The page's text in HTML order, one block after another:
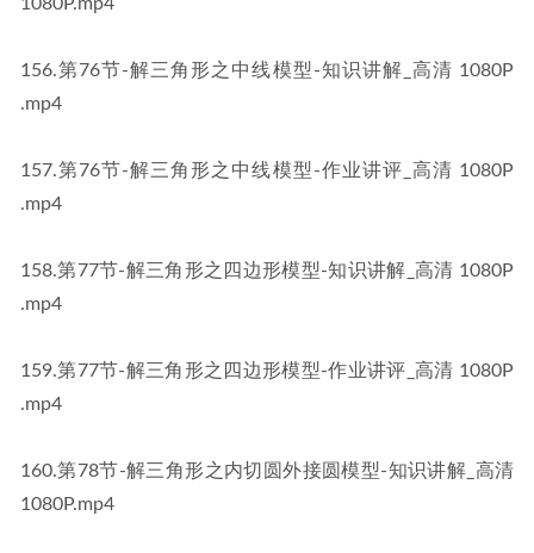
​156​.第76节-解三角形之中线模型-知识讲解_高清 1080P​​
.mp4
​157​.第76节-解三角形之中线模型-作业讲评_高清 1080P​​
.mp4
​158​.第77节-解三角形之四边形模型-知识讲解_高清 1080P​​
.mp4
​159​.第77节-解三角形之四边形模型-作业讲评_高清 1080P​​
.mp4
​160​.第78节-解三角形之内切圆外接圆模型-知识讲解_高清
1080P​​.mp4